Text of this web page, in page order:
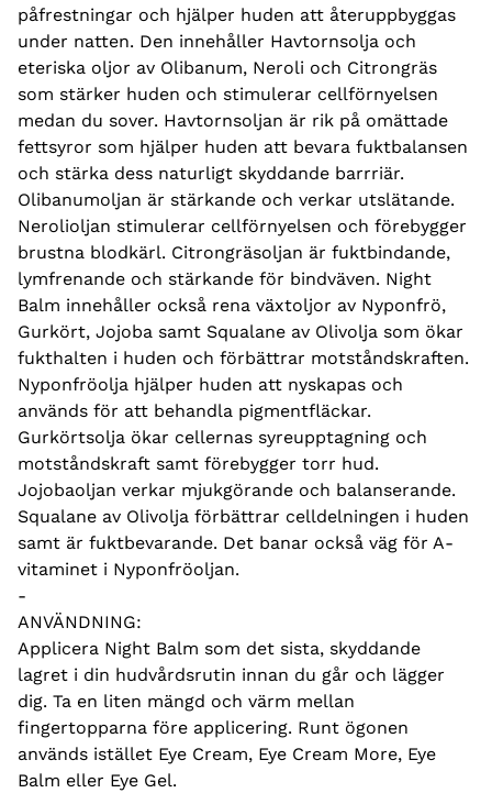
påfrestningar och hjälper huden att återuppbyggas
under natten. Den innehåller Havtornsolja och
eteriska oljor av Olibanum, Neroli och Citrongräs
som stärker huden och stimulerar cellförnyelsen
medan du sover. Havtornsoljan är rik på omättade
fettsyror som hjälper huden att bevara fuktbalansen
och stärka dess naturligt skyddande barrriär.
Olibanumoljan är stärkande och verkar utslätande.
Nerolioljan stimulerar cellförnyelsen och förebygger
brustna blodkärl. Citrongräsoljan är fuktbindande,
lymfrenande och stärkande för bindväven. Night
Balm innehåller också rena växtoljor av Nyponfrö,
Gurkört, Jojoba samt Squalane av Olivolja som ökar
fukthalten i huden och förbättrar motståndskraften.
Nyponfröolja hjälper huden att nyskapas och
används för att behandla pigmentfläckar.
Gurkörtsolja ökar cellernas syreupptagning och
motståndskraft samt förebygger torr hud.
Jojobaoljan verkar mjukgörande och balanserande.
Squalane av Olivolja förbättrar celldelningen i huden
samt är fuktbevarande. Det banar också väg för A-
vitaminet i Nyponfröoljan.
-
ANVÄNDNING:
Applicera Night Balm som det sista, skyddande
lagret i din hudvårdsrutin innan du går och lägger
dig. Ta en liten mängd och värm mellan
fingertopparna före applicering. Runt ögonen
används istället Eye Cream, Eye Cream More, Eye
Balm eller Eye Gel.